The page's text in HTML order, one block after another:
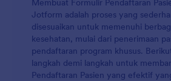
Pendaftaran Program
Pendaftaran Uji Klinis:
Membuat Formulir Pendaftaran
Jotform adalah proses yang
disesuaikan untuk memenuhi
kesehatan, mulai dari penerimaan
pendaftaran program khusus.
langkah demi langkah untuk
Pendaftaran Pasien yang efektif